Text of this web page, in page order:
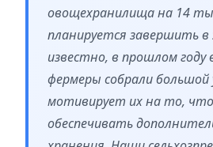
овощехранилища на 14
планируется завершить в
известно, в прошлом
фермеры собрали
мотивирует их на то,
обеспечивать